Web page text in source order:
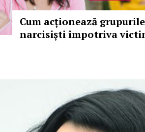
Cum acționează
narcisiști împotriva